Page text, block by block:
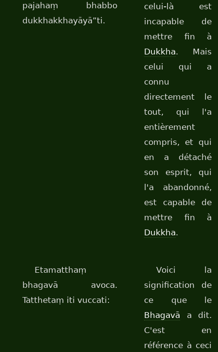
pajahaṃ bhabbo
dukkhakkhayāyā”ti.
celui-là est
incapable de
mettre fin à
Dukkha. Mais
celui qui a
connu
directement le
tout, qui l'a
entièrement
compris, et qui
en a détaché
son esprit, qui
l'a abandonné,
est capable de
mettre fin à
Dukkha.
Etamatthaṃ
bhagavā avoca.
Tatthetaṃ iti vuccati:
Voici la
signification de
ce que le
Bhagavā a dit.
C'est en
référence à ceci